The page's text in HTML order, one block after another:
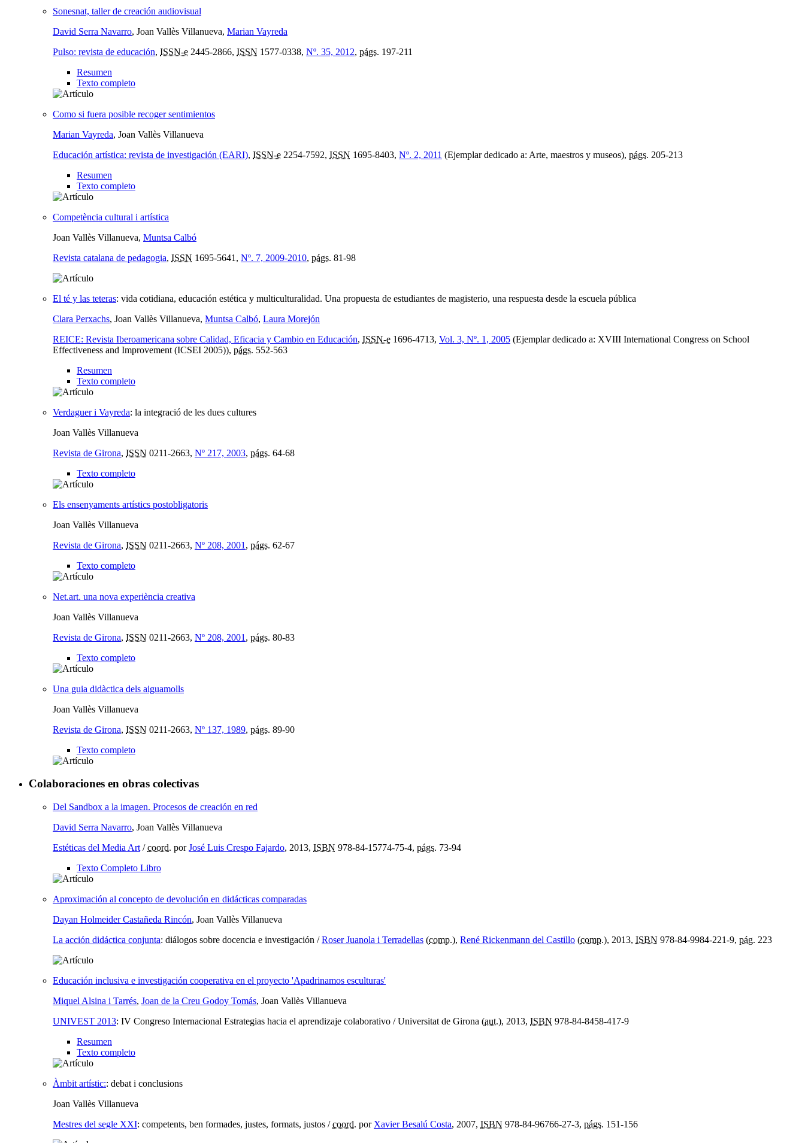
Sonesnat, taller de creación audiovisual
David Serra Navarro, Joan Vallès Villanueva, Marian Vayreda
Pulso: revista de educación, ISSN-e 2445-2866, ISSN 1577-0338, Nº. 35, 2012, págs. 197-211
Resumen
Texto completo
Como si fuera posible recoger sentimientos
Marian Vayreda, Joan Vallès Villanueva
Educación artística: revista de investigación (EARI), ISSN-e 2254-7592, ISSN 1695-8403, Nº. 2, 2011 (Ejemplar dedicado a: Arte, maestros y museos), págs. 205-213
Resumen
Texto completo
Competència cultural i artística
Joan Vallès Villanueva, Muntsa Calbó
Revista catalana de pedagogia, ISSN 1695-5641, Nº. 7, 2009-2010, págs. 81-98
El té y las teteras: vida cotidiana, educación estética y multiculturalidad. Una propuesta de estudiantes de magisterio, una respuesta desde la escuela pública
Clara Perxachs, Joan Vallès Villanueva, Muntsa Calbó, Laura Morejón
REICE: Revista Iberoamericana sobre Calidad, Eficacia y Cambio en Educación, ISSN-e 1696-4713, Vol. 3, Nº. 1, 2005 (Ejemplar dedicado a: XVIII International Congress on School
Effectiveness and Improvement (ICSEI 2005)), págs. 552-563
Resumen
Texto completo
Verdaguer i Vayreda: la integració de les dues cultures
Joan Vallès Villanueva
Revista de Girona, ISSN 0211-2663, Nº 217, 2003, págs. 64-68
Texto completo
Els ensenyaments artístics postobligatoris
Joan Vallès Villanueva
Revista de Girona, ISSN 0211-2663, Nº 208, 2001 , págs. 62-67
Texto completo
Net.art. una nova experiència creativa
Joan Vallès Villanueva
Revista de Girona, ISSN 0211-2663, Nº 208, 2001 , págs. 80-83
Texto completo
Una guia didàctica dels aiguamolls
Joan Vallès Villanueva
Revista de Girona, ISSN 0211-2663, Nº 137, 1989, págs. 89-90
Texto completo
Colaboraciones en obras colectivas
Del Sandbox a la imagen. Procesos de creación en red
David Serra Navarro, Joan Vallès Villanueva
Estéticas del Media Art /coord. porJosé Luis Crespo Fajardo, 2013, ISBN 978-84-15774-75-4, págs. 73-94
Texto Completo Libro
Aproximación al concepto de devolución en didácticas comparadas
Dayan Holmeider Castañeda Rincón, Joan Vallès Villanueva
La acción didáctica conjunta: diálogos sobre docencia e investigación /Roser Juanola i Terradellas (comp.), René Rickenmann del Castillo (comp.), 2013, ISBN 978-84-9984-221-9, pág. 223
Educación inclusiva e investigación cooperativa en el proyecto 'Apadrinamos esculturas'
Miquel Alsina i Tarrés, Joan de la Creu Godoy Tomás, Joan Vallès Villanueva
UNIVEST 2013: IV Congreso Internacional Estrategias hacia el aprendizaje colaborativo / Universitat de Girona (aut.), 2013, ISBN 978-84-8458-417-9
Resumen
Texto completo
Àmbit artístic:: debat i conclusions
Joan Vallès Villanueva
Mestres del segle XXI: competents, ben formades, justes, formats, justos /coord. por Xavier Besalú Costa, 2007, ISBN 978-84-96766-27-3, págs. 151-156